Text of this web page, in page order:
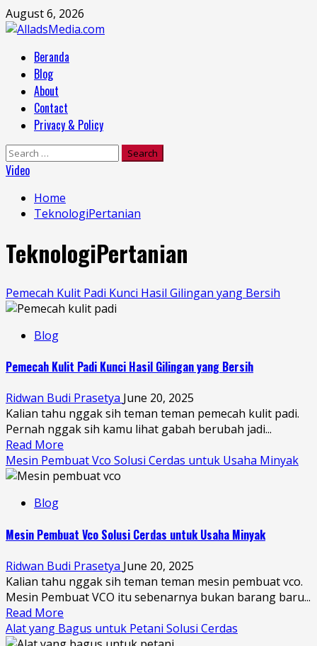
Skip
to
August 6, 2026
MenuBeranda
Blog
About
Contact
Privacy & Policy
Search
for:
Video
Home
TeknologiPertanian
TeknologiPertanian
Pemecah Kulit Padi Kunci Hasil Gilingan yang Bersih
Blog
Pemecah Kulit Padi Kunci Hasil Gilingan yang Bersih
Ridwan Budi Prasetya June 20, 2025
Kalian tahu nggak sih teman teman pemecah kulit padi.
Pernah nggak sih kamu lihat gabah berubah jadi...
Read More
Mesin Pembuat Vco Solusi Cerdas untuk Usaha Minyak
Blog
Mesin Pembuat Vco Solusi Cerdas untuk Usaha Minyak
Ridwan Budi Prasetya June 20, 2025
Kalian tahu nggak sih teman teman mesin pembuat vco.
Mesin Pembuat VCO itu sebenarnya bukan barang baru...
Read More
Alat yang Bagus untuk Petani Solusi Cerdas